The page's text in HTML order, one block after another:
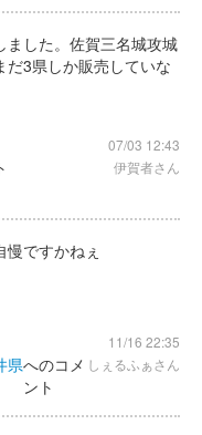
ました。佐賀三名城攻城
3県しか販売していな
07/03 12:43
伊賀者さん
ですかねぇ
11/16 22:35
しぇるふぁさん
県へのコメ
ント